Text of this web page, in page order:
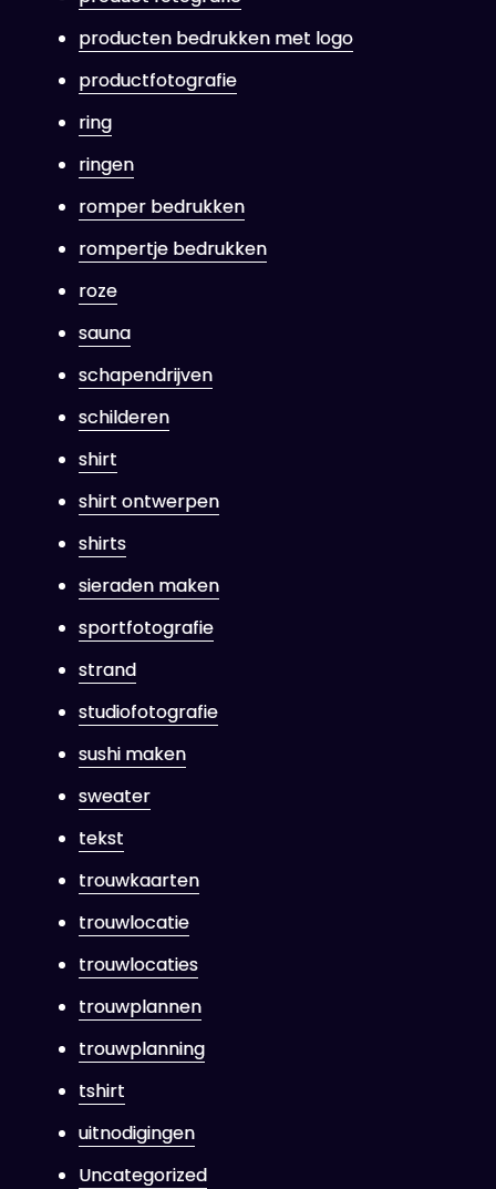
producten bedrukken met logo
productfotografie
ring
ringen
romper bedrukken
rompertje bedrukken
roze
sauna
schapendrijven
schilderen
shirt
shirt ontwerpen
shirts
sieraden maken
sportfotografie
strand
studiofotografie
sushi maken
sweater
tekst
trouwkaarten
trouwlocatie
trouwlocaties
trouwplannen
trouwplanning
tshirt
uitnodigingen
Uncategorized